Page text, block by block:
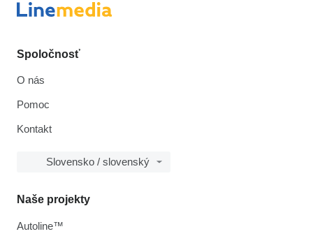
Spoločnosť
O nás
Pomoc
Kontakt
Slovensko / slovenský
Naše projekty
Autoline™